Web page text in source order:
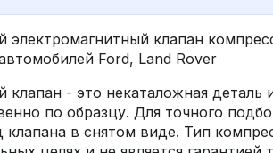
электромагнитный клапан
Ford, Land Rover
клапан - это некаталожная деталь
по образцу. Для точного
в снятом виде. Тип